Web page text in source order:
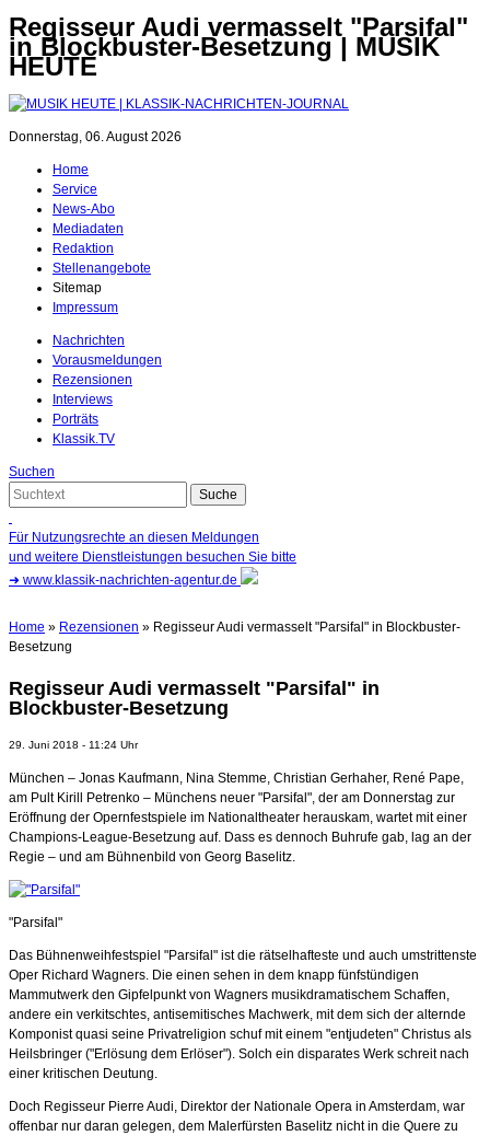
Regisseur Audi vermasselt "Parsifal"
in Blockbuster-Besetzung | MUSIK
HEUTE
Donnerstag, 06. August 2026
Home
Service
News-Abo
Mediadaten
Redaktion
Stellenangebote
Sitemap
Impressum
Nachrichten
Vorausmeldungen
Rezensionen
Interviews
Porträts
Klassik.TV
Suchen
Für Nutzungsrechte an diesen Meldungen
und weitere Dienstleistungen besuchen Sie bitte
➜ www.klassik-nachrichten-agentur.de
Home » Rezensionen » Regisseur Audi vermasselt "Parsifal" in Blockbuster-
Besetzung
Regisseur Audi vermasselt "Parsifal" in
Blockbuster-Besetzung
29. Juni 2018 - 11:24 Uhr
München – Jonas Kaufmann, Nina Stemme, Christian Gerhaher, René Pape,
am Pult Kirill Petrenko – Münchens neuer "Parsifal", der am Donnerstag zur
Eröffnung der Opernfestspiele im Nationaltheater herauskam, wartet mit einer
Champions-League-Besetzung auf. Dass es dennoch Buhrufe gab, lag an der
Regie – und am Bühnenbild von Georg Baselitz.
"Parsifal"
Das Bühnenweihfestspiel "Parsifal" ist die rätselhafteste und auch umstrittenste
Oper Richard Wagners. Die einen sehen in dem knapp fünfstündigen
Mammutwerk den Gipfelpunkt von Wagners musikdramatischem Schaffen,
andere ein verkitschtes, antisemitisches Machwerk, mit dem sich der alternde
Komponist quasi seine Privatreligion schuf mit einem "entjudeten" Christus als
Heilsbringer ("Erlösung dem Erlöser"). Solch ein disparates Werk schreit nach
einer kritischen Deutung.
Doch Regisseur Pierre Audi, Direktor der Nationale Opera in Amsterdam, war
offenbar nur daran gelegen, dem Malerfürsten Baselitz nicht in die Quere zu